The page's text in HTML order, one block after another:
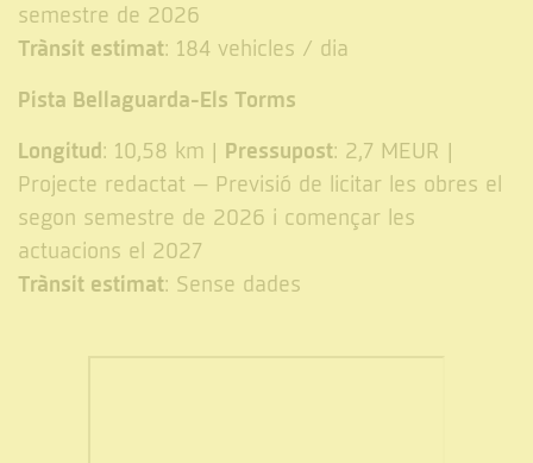
semestre de 2026
Trànsit estimat: 184 vehicles / dia
Pista Bellaguarda-Els Torms
Longitud: 10,58 km | Pressupost: 2,7 MEUR |
Projecte redactat – Previsió de licitar les obres el
segon semestre de 2026 i començar les
actuacions el 2027
Trànsit estimat: Sense dades